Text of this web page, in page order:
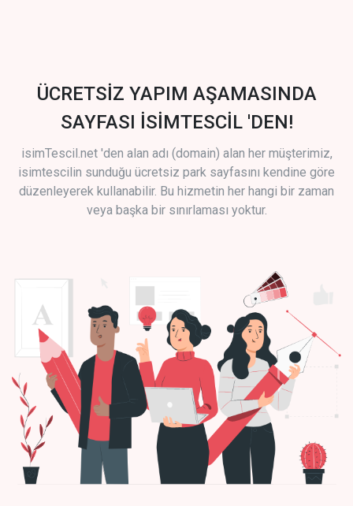
ÜCRETSİZ YAPIM AŞAMASINDA
SAYFASI İSİMTESCİL 'DEN!
isimTescil.net 'den alan adı (domain) alan her müşterimiz,
isimtescilin sunduğu ücretsiz park sayfasını kendine göre
düzenleyerek kullanabilir. Bu hizmetin her hangi bir zaman
veya başka bir sınırlaması yoktur.